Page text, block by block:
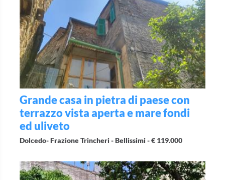
Grande casa in pietra di paese con
terrazzo vista aperta e mare fondi
ed uliveto
Dolcedo- Frazione Trincheri - Bellissimi -€ 119.000